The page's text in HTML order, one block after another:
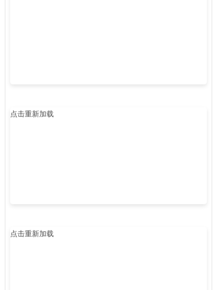
点击重新加载
点击重新加载